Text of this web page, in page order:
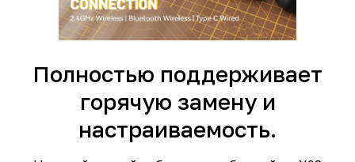
Полностью поддерживает
горячую замену и
настраиваемость.